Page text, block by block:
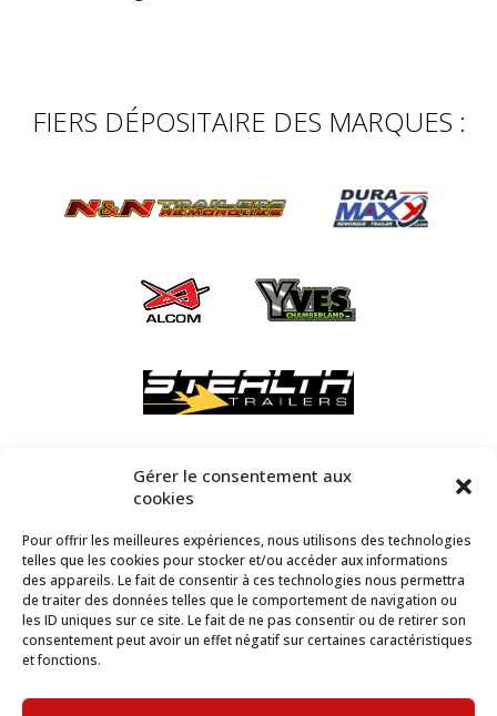
Gérer le consentement aux
cookies
Pour offrir les meilleures expériences, nous utilisons des technologies
telles que les cookies pour stocker et/ou accéder aux informations
des appareils. Le fait de consentir à ces technologies nous permettra
de traiter des données telles que le comportement de navigation ou
les ID uniques sur ce site. Le fait de ne pas consentir ou de retirer son
consentement peut avoir un effet négatif sur certaines caractéristiques
et fonctions.
FIERS DÉPOSITAIRE DES MARQUES :